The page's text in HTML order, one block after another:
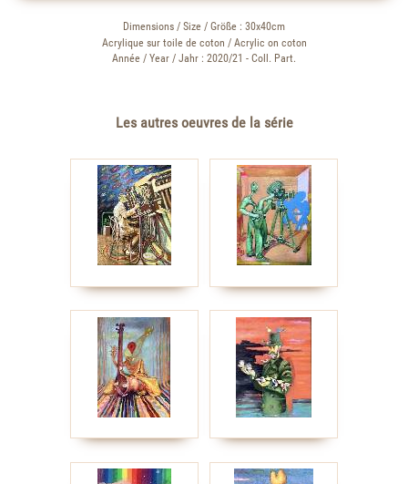
Dimensions / Size / Größe : 30x40cm
Acrylique sur toile de coton / Acrylic on coton
Année / Year / Jahr : 2020/21 - Coll. Part.
Les autres oeuvres de la série